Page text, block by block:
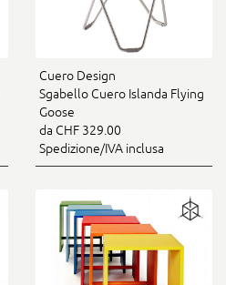
Cuero Design
Sgabello Cuero Islanda Flying
Goose
da CHF 329.00
Spedizione/IVA inclusa